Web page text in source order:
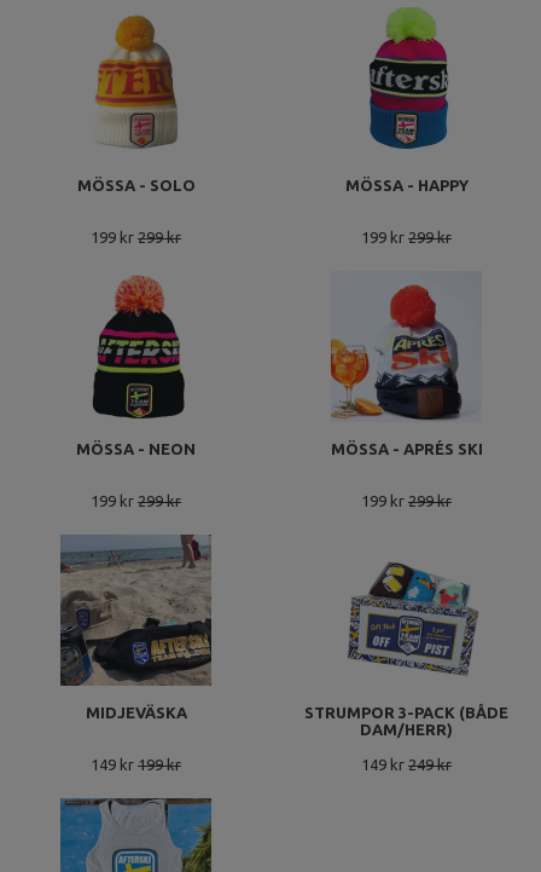
MÖSSA - SOLO
199 kr 299 kr
MÖSSA - HAPPY
199 kr 299 kr
MÖSSA - NEON
199 kr 299 kr
MÖSSA - APRÉS SKI
199 kr 299 kr
MIDJEVÄSKA
149 kr 199 kr
STRUMPOR 3-PACK (BÅDE
DAM/HERR)
149 kr 249 kr